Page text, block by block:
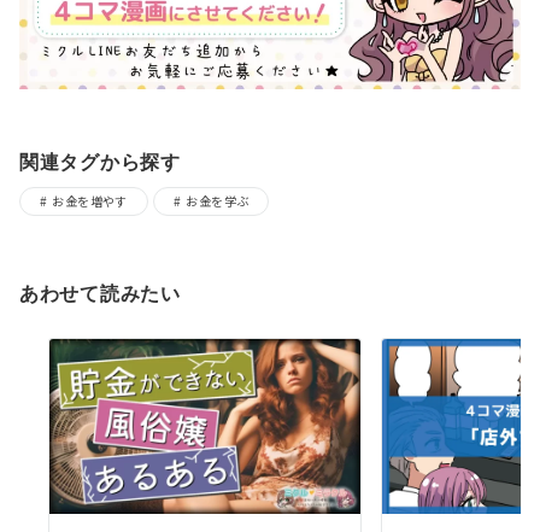
関連タグから探す
お金を増やす お金を学ぶ
あわせて読みたい